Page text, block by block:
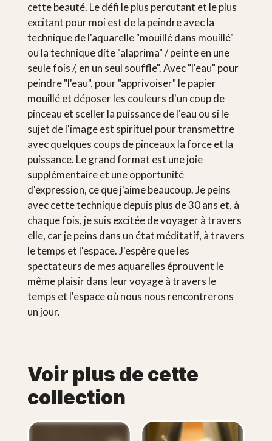
cette beauté. Le défi le plus percutant et le plus
excitant pour moi est de la peindre avec la
technique de l'aquarelle "mouillé dans mouillé"
ou la technique dite "alaprima" / peinte en une
seule fois /, en un seul souffle". Avec "l'eau" pour
peindre "l'eau", pour "apprivoiser" le papier
mouillé et déposer les couleurs d'un coup de
pinceau et sceller la puissance de l'eau ou si le
sujet de l'image est spirituel pour transmettre
avec quelques coups de pinceaux la force et la
puissance. Le grand format est une joie
supplémentaire et une opportunité
d'expression, ce que j'aime beaucoup. Je peins
avec cette technique depuis plus de 30 ans et, à
chaque fois, je suis excitée de voyager à travers
elle, car je peins dans un état méditatif, à travers
le temps et l'espace. J'espère que les
spectateurs de mes aquarelles éprouvent le
même plaisir dans leur voyage à travers le
temps et l'espace où nous nous rencontrerons
un jour.
Voir plus de cette
collection